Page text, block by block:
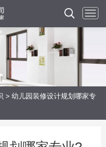
> 幼儿园装修设计规划哪家专